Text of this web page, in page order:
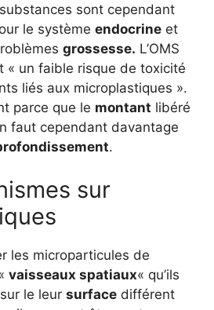
sont cependant
le système endocrine et
grossesse. L’OMS
« un faible risque de toxicité
liés aux microplastiques ».
parce que le montant libéré
faut cependant davantage
.
sur
les microparticules de
vaisseaux spatiaux« qu’ils
le leur surface différent